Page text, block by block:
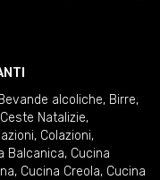
Bevande alcoliche, Birre,
Ceste Natalizie,
, Colazioni,
Balcanica, Cucina
, Cucina Creola, Cucina